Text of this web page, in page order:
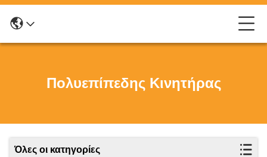
Πολυεπίπεδης Κινητήρας
Όλες οι κατηγορίες